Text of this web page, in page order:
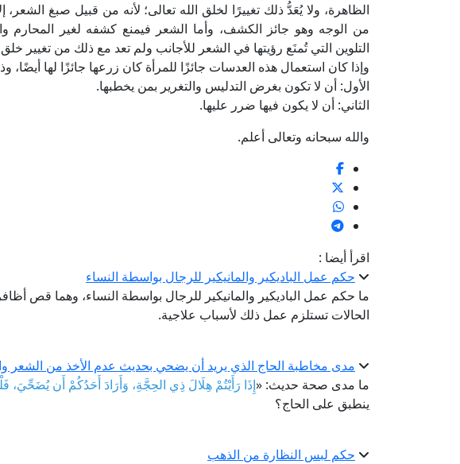
الظاهرة، ولا يُعَدُّ ذلك تغييرًا لخلق الله تعالى؛ لأنه من قبيل صبغ الشعر،
من الوجه وهو جائز الكشف، وأما الشعر فيمنع كشفه لغير المحارم
التلوين التي تُمنَع رؤيتها في الشعر للأجانب ولم تعد مع ذلك من تغيير خلق
وإذا كان استعمال هذه العدسات جائزًا للمرأة كان زرعها جائزًا لها
الأول: أن لا تكون بغرض التدليس والتغرير بمن يخطبها.
الثاني: أن لا يكون فيها ضرر عليها.
والله سبحانه وتعالى أعلم.
اقرأ أيضا :
حكم عمل الباديكير والمانيكير للرجال بواسطة النساء
ما حكم عمل الباديكير والمانيكير للرجال بواسطة النساء، وهما قص
الحالات تستلزم عمل ذلك لأسباب علاجية.
مدى مخاطبة الحاج الذي يريد أن يضحي بحديث عدم الأخذ من الشعر
ما مدى صحة حديث: «إِذَا رَأَيْتُمْ هِلَالَ ذِي الحِجَّةِ، وَأَرَادَ أَحَدُكُمْ أَن
ينطبق على الحاج؟
حكم لبس النظارة من الذهب